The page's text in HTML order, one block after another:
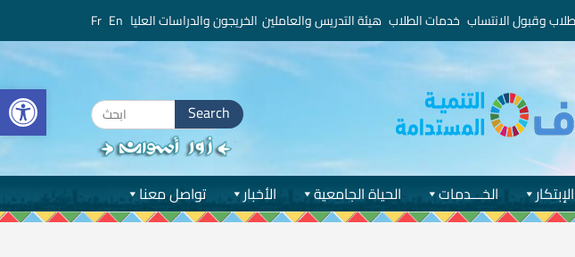
وقبول الانتساب خدمات الطلاب هيئة التدريس والعاملين الخريجون والدراسات العليا
Search
for:
تواصل معنا الأخبار الحياة الجامعية الخـــدمات الإبتكار